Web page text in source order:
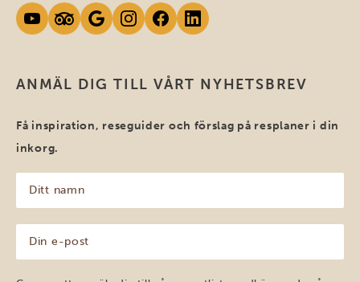
ANMÄL DIG TILL VÅRT NYHETSBREV
Få inspiration, reseguider och förslag på resplaner i din
inkorg.
namn
(Obligatoriskt)
post
(Obligatoriskt)